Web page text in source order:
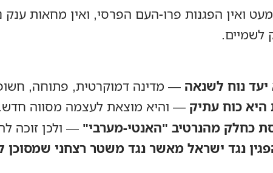
ואין הפגנות פרו‑העם הפרסי, ואין מחאות ענק
לשמיים.
נוח לשנאה — מדינה דמוקרטית, פתוחה,
היא כוח עתיק — והיא מוצאת לעצמה מסווה חדש.
כחלק מהנרטיב "האנטי‑מערבי" — ולכן זוכה
נגד ישראל מאשר נגד משטר רצחני שמסוכן